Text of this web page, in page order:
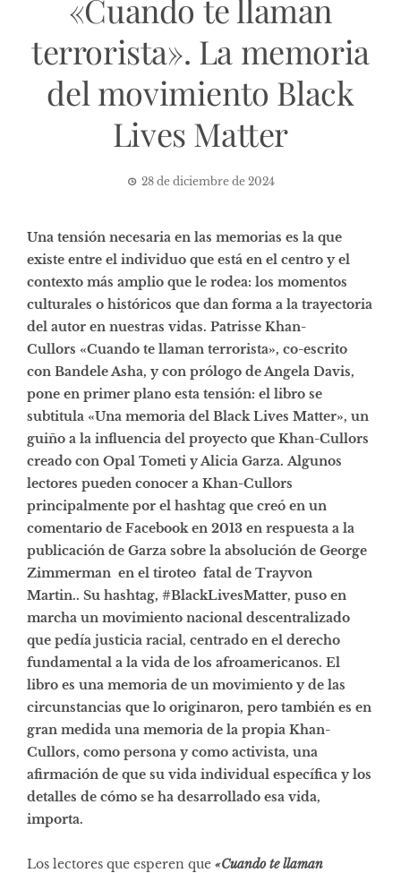
«Cuando te llaman
terrorista». La memoria
del movimiento Black
Lives Matter
28 de diciembre de 2024
Una tensión necesaria en las memorias es la que
existe entre el individuo que está en el centro y el
contexto más amplio que le rodea: los momentos
culturales o históricos que dan forma a la trayectoria
del autor en nuestras vidas. Patrisse Khan-
Cullors «Cuando te llaman terrorista», co-escrito
con Bandele Asha, y con prólogo de Angela Davis,
pone en primer plano esta tensión: el libro se
subtitula «Una memoria del Black Lives Matter», un
guiño a la influencia del proyecto que Khan-Cullors
creado con Opal Tometi y Alicia Garza. Algunos
lectores pueden conocer a Khan-Cullors
principalmente por el hashtag que creó en un
comentario de Facebook en 2013 en respuesta a la
publicación de Garza sobre la absolución de George
Zimmerman en el tiroteo fatal de Trayvon
Martin.. Su hashtag, #BlackLivesMatter, puso en
marcha un movimiento nacional descentralizado
que pedía justicia racial, centrado en el derecho
fundamental a la vida de los afroamericanos. El
libro es una memoria de un movimiento y de las
circunstancias que lo originaron, pero también es en
gran medida una memoria de la propia Khan-
Cullors, como persona y como activista, una
afirmación de que su vida individual específica y los
detalles de cómo se ha desarrollado esa vida,
importa.
Los lectores que esperen que «Cuando te llaman